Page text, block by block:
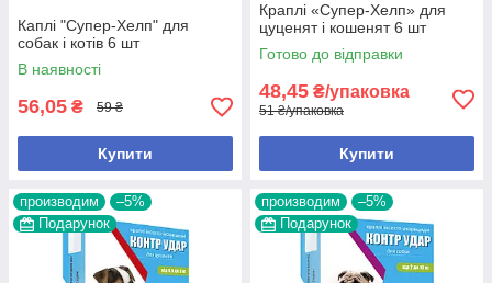
Каплі "Супер-Хелп" для
собак і котів 6 шт
В наявності
56,05 ₴ 59 ₴
Купити
Краплі «Супер-Хелп» для
цуценят і кошенят 6 шт
Готово до відправки
48,45 ₴/упаковка
51 ₴/упаковка
Купити
производим
–5%
Подарунок
производим
–5%
Подарунок